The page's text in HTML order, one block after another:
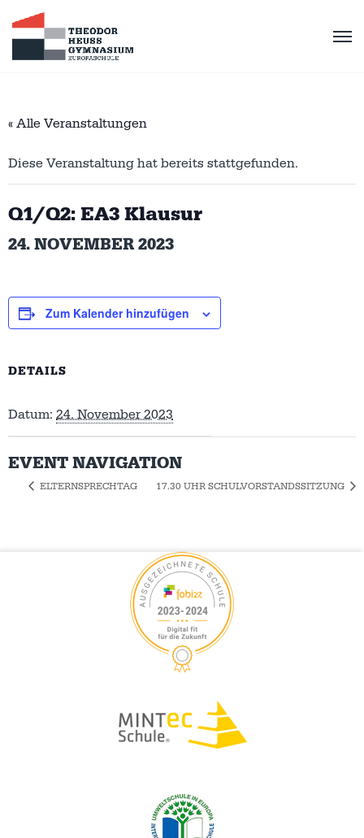
« Alle Veranstaltungen
Diese Veranstaltung hat bereits stattgefunden.
Q1/Q2: EA3 Klausur
24. NOVEMBER 2023
Zum Kalender hinzufügen
DETAILS
Datum: 24. November 2023
EVENT NAVIGATION
ELTERNSPRECHTAG 17.30 UHR SCHULVORSTANDSSITZUNG